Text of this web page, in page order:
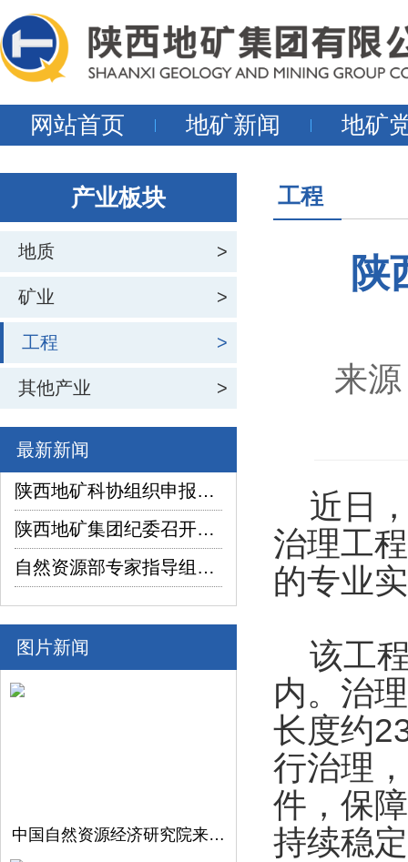
网站首页 地矿新闻 地矿
产业板块
地质 >
矿业 >
工程 >
其他产业 >
最新新闻
陕西地矿科协组织申报项目在2026年陕西省企业“三新三小”创新竞赛中喜获佳绩
陕西地矿集团纪委召开2026年上半年纪检监察工作座谈交流暨制度建设座谈会
自然资源部专家指导组深入陕西省镇坪县红阳萤石矿普查项目调研指导工作
图片新闻
中国自然资源经济研究院来陕西地矿集团开展调研交流
工程
陕
来
近日，
治理工
的专业
该工程
内。治
长度约
行治理
件，保
持续稳